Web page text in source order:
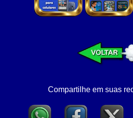
Compartilhe em suas